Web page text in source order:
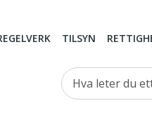
TILSYN
Hva leter du etter?